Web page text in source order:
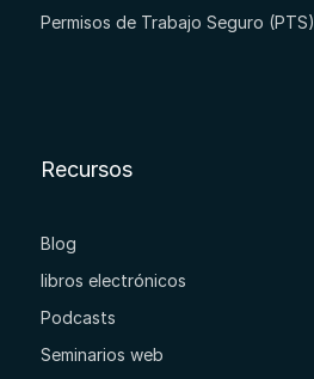
Permisos de Trabajo Seguro (PTS)
Recursos
Blog
libros electrónicos
Podcasts
Seminarios web